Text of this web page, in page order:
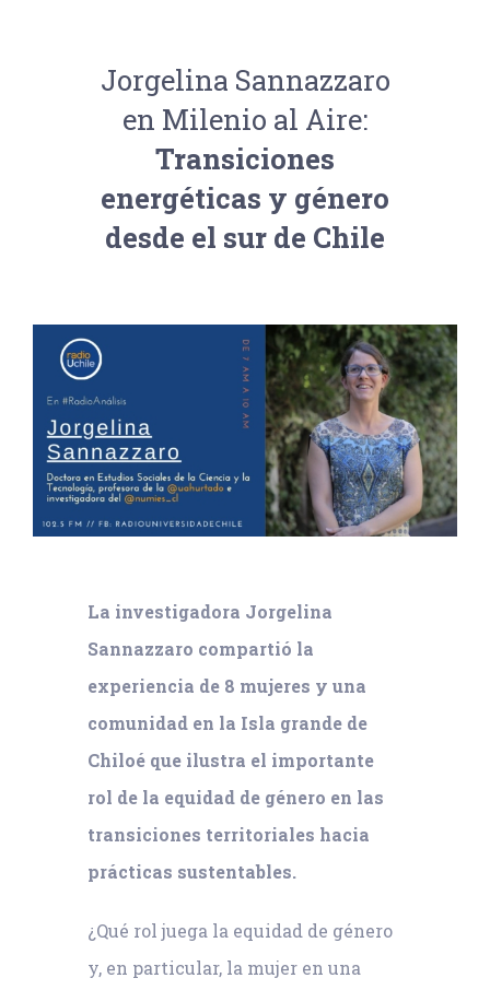
Sobre Numies
Objetivos
Metodología
Proyectos
Conflictos Energéticos
Jorgelina Sannazzaro
en Milenio al Aire:
Transiciones
energéticas y género
desde el sur de Chile
La investigadora Jorgelina
Sannazzaro compartió la
experiencia de 8 mujeres y una
comunidad en la Isla grande de
Chiloé que ilustra el importante
rol de la equidad de género en las
transiciones territoriales hacia
prácticas sustentables.
¿Qué rol juega la equidad de género
y, en particular, la mujer en una